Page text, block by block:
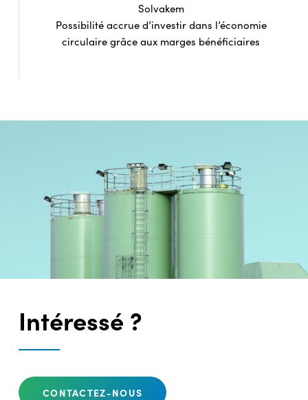
Solvakem
Possibilité accrue d’investir dans l’économie
circulaire grâce aux marges bénéficiaires
Intéressé ?
CONTACTEZ-NOUS